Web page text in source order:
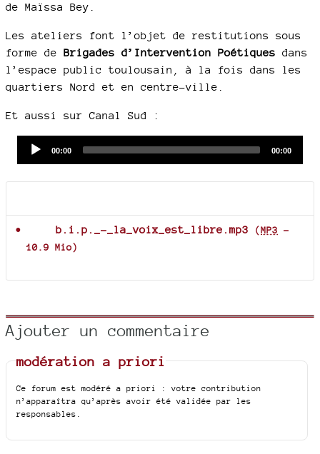
de Maïssa Bey.
Les ateliers font l’objet de restitutions sous
forme de Brigades d’Intervention Poétiques dans
l’espace public toulousain, à la fois dans les
quartiers Nord et en centre-ville.
Et aussi sur Canal Sud :
Current
00:00
Total
00:00
b.i.p._-_la_voix_est_libre.mp3 (MP3 -
10.9 Mio)
Ajouter un commentaire
modération a priori
Ce forum est modéré a priori : votre contribution
n’apparaîtra qu’après avoir été validée par les
responsables.